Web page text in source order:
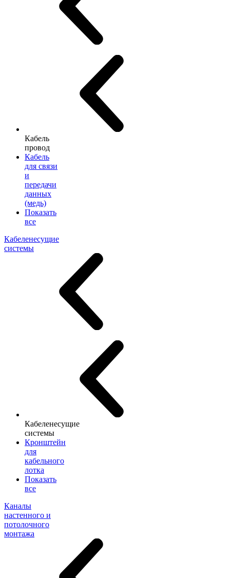
Кабель
провод
Кабель
для связи
и
передачи
данных
(медь)
Показать
все
Кабеленесущие
системы
Кабеленесущие
системы
Кронштейн
для
кабельного
лотка
Показать
все
Каналы
настенного и
потолочного
монтажа